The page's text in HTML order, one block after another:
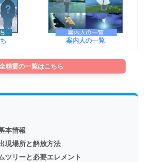
案内人の一覧
精霊の一覧はこちら
本情報
現場所と解放方法
ツリーと必要エレメント